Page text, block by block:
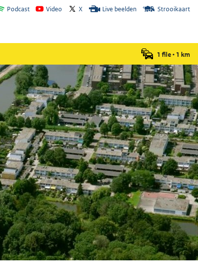
Podcast Video X Live beelden Strooikaart
1 file• 1 km